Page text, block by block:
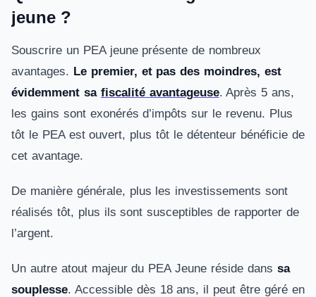
jeune ?
Souscrire un PEA jeune présente de nombreux
avantages. Le premier, et pas des moindres, est
évidemment sa fiscalité avantageuse. Après 5 ans,
les gains sont exonérés d’impôts sur le revenu. Plus
tôt le PEA est ouvert, plus tôt le détenteur bénéficie de
cet avantage.
De manière générale, plus les investissements sont
réalisés tôt, plus ils sont susceptibles de rapporter de
l’argent.
Un autre atout majeur du PEA Jeune réside dans sa
souplesse. Accessible dès 18 ans, il peut être géré en